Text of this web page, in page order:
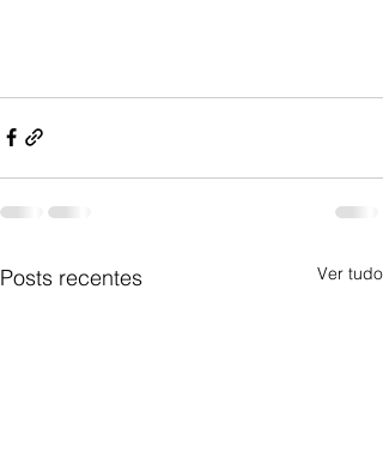
Posts recentes Ver tudo